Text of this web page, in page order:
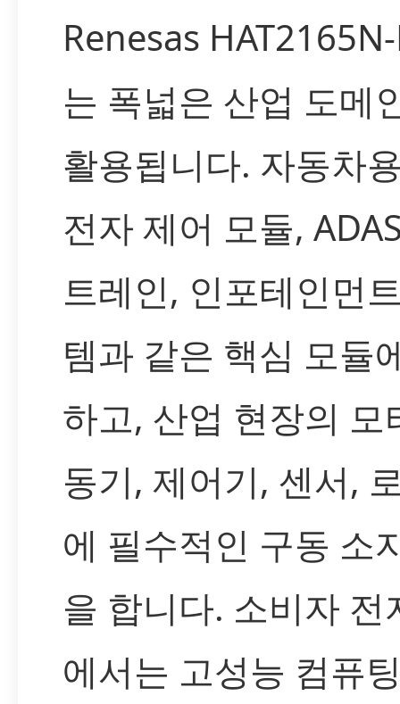
Renesas
는 폭넓은 산업 도메
활용됩니다. 자동차
전자 제어 모듈,
트레인, 인포테인먼
템과 같은 핵심 모듈
하고, 산업 현장의 모
동기, 제어기, 센서,
에 필수적인 구동 소
을 합니다. 소비자 전
에서는 고성능 컴퓨